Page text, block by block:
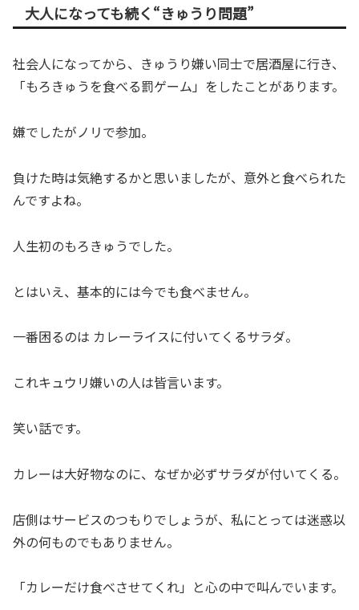
大人になっても続く“きゅうり問題”
社会人になってから、きゅうり嫌い同士で居酒屋に行き、
「もろきゅうを食べる罰ゲーム」をしたことがあります。
嫌でしたがノリで参加。
負けた時は気絶するかと思いましたが、意外と食べられた
んですよね。
人生初のもろきゅうでした。
とはいえ、基本的には今でも食べません。
一番困るのは カレーライスに付いてくるサラダ。
これキュウリ嫌いの人は皆言います。
笑い話です。
カレーは大好物なのに、なぜか必ずサラダが付いてくる。
店側はサービスのつもりでしょうが、私にとっては迷惑以
外の何ものでもありません。
「カレーだけ食べさせてくれ」と心の中で叫んでいます。